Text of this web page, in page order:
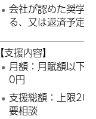
会社が認めた奨学
る、又は返済予定
【支援内容】
月額：月賦額以下
0円
支援総額：上限
要相談